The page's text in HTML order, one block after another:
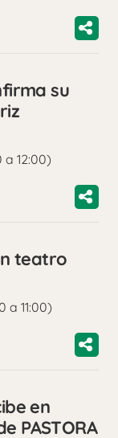
su
a 12:00)
teatro
a 11:00)
en
PASTORA